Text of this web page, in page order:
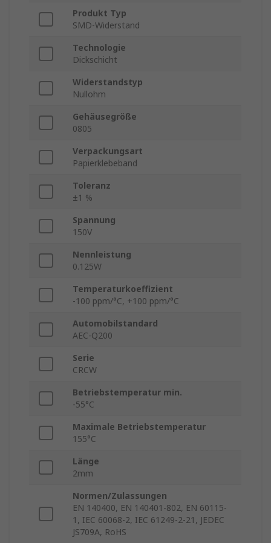
Produkt Typ
SMD-Widerstand
Technologie
Dickschicht
Widerstandstyp
Nullohm
Gehäusegröße
0805
Verpackungsart
Papierklebeband
Toleranz
±1 %
Spannung
150V
Nennleistung
0.125W
Temperaturkoeffizient
-100 ppm/°C, +100 ppm/°C
Automobilstandard
AEC-Q200
Serie
CRCW
Betriebstemperatur min.
-55°C
Maximale Betriebstemperatur
155°C
Länge
2mm
Normen/Zulassungen
EN 140400, EN 140401-802, EN 60115-
1, IEC 60068-2, IEC 61249-2-21, JEDEC
JS709A, RoHS